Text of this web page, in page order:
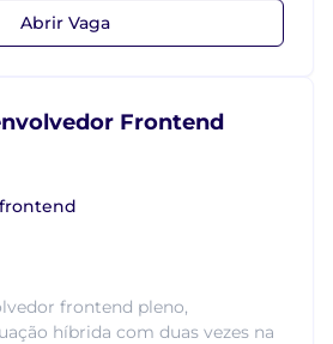
Abrir Vaga
Frontend
frontend pleno,
híbrida com duas vezes na